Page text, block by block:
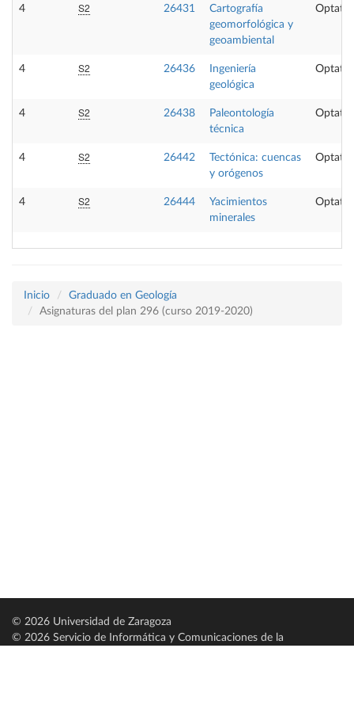
4 S2 26431
Cartografía
geomorfológica y
geoambiental
4 S2 26436
Ingeniería
geológica
4 S2 26438
Paleontología
técnica
4 S2 26442
Tectónica: cuencas
y orógenos
4 S2 26444
Yacimientos
minerales
Inicio
Graduado en Geología
Asignaturas del plan 296 (curso 2019-2020)
© 2026 Universidad de Zaragoza
© 2026 Servicio de Informática y Comunicaciones de la